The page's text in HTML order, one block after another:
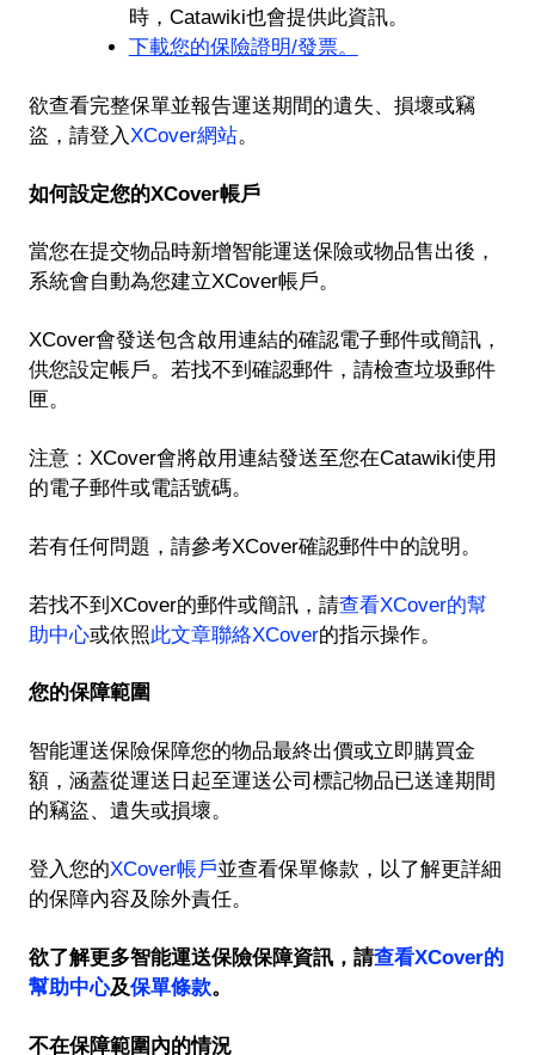
時，Catawiki也會提供此資訊。
下載您的保險證明/發票。
欲查看完整保單並報告運送期間的遺失、損壞或竊
盜，請登入 XCover網站。
如何設定您的XCover帳戶
當您在提交物品時新增智能運送保險或物品售出後，
系統會自動為您建立XCover帳戶。
XCover會發送包含啟用連結的確認電子郵件或簡訊，
供您設定帳戶。若找不到確認郵件，請檢查垃圾郵件
匣。
注意：XCover會將啟用連結發送至您在Catawiki使用
的電子郵件或電話號碼。
若有任何問題，請參考XCover確認郵件中的說明。
若找不到XCover的郵件或簡訊，請查看XCover的幫
助中心或依照此文章聯絡XCover的指示操作。
您的保障範圍
智能運送保險保障您的物品最終出價或立即購買金
額，涵蓋從運送日起至運送公司標記物品已送達期間
的竊盜、遺失或損壞。
登入您的XCover帳戶並查看保單條款，以了解更詳細
的保障內容及除外責任。
欲了解更多智能運送保險保障資訊，請查看XCover的
幫助中心及保單條款。
不在保障範圍內的情況